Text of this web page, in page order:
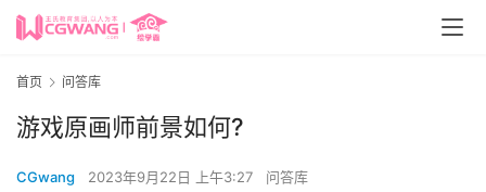
首页 问答库
游戏原画师前景如何?
CGwang 2023年9月22日 上午3:27 问答库